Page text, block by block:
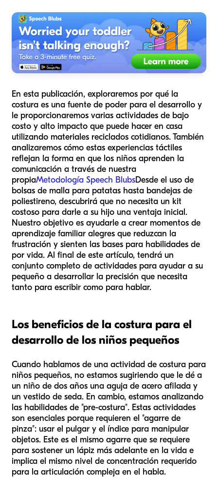
En esta publicación, exploraremos por qué la
costura es una fuente de poder para el desarrollo y
le proporcionaremos varias actividades de bajo
costo y alto impacto que puede hacer en casa
utilizando materiales reciclados cotidianos. También
analizaremos cómo estas experiencias táctiles
reflejan la forma en que los niños aprenden la
comunicación a través de nuestra
propiaMetodología Speech BlubsDesde el uso de
bolsas de malla para patatas hasta bandejas de
poliestireno, descubrirá que no necesita un kit
costoso para darle a su hijo una ventaja inicial.
Nuestro objetivo es ayudarle a crear momentos de
aprendizaje familiar alegres que reduzcan la
frustración y sienten las bases para habilidades de
por vida. Al final de este artículo, tendrá un
conjunto completo de actividades para ayudar a su
pequeño a desarrollar la precisión que necesita
tanto para escribir como para hablar.
Los beneficios de la costura para el
desarrollo de los niños pequeños
Cuando hablamos de una actividad de costura para
niños pequeños, no estamos sugiriendo que le dé a
un niño de dos años una aguja de acero afilada y
un vestido de seda. En cambio, estamos analizando
las habilidades de "pre-costura". Estas actividades
son esenciales porque requieren el "agarre de
pinza": usar el pulgar y el índice para manipular
objetos. Este es el mismo agarre que se requiere
para sostener un lápiz más adelante en la vida e
implica el mismo nivel de concentración requerido
para la articulación compleja en el habla.